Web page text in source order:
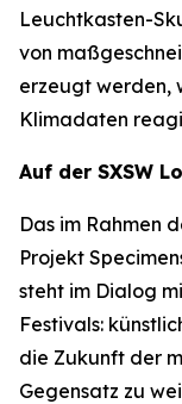
Leuchtkasten-
von
erzeugt werden,
Klimadaten
Auf der SXSW
Das im Rahmen
Projekt
steht im Dialog
Festivals:
die Zukunft der
Gegensatz zu